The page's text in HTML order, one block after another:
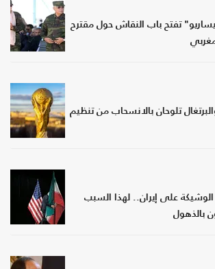
تفتح باب النقاش حول مقترح
تلوحان بالانسحاب من تنظيم
على إيران.. لهذا السبب
بالذهول